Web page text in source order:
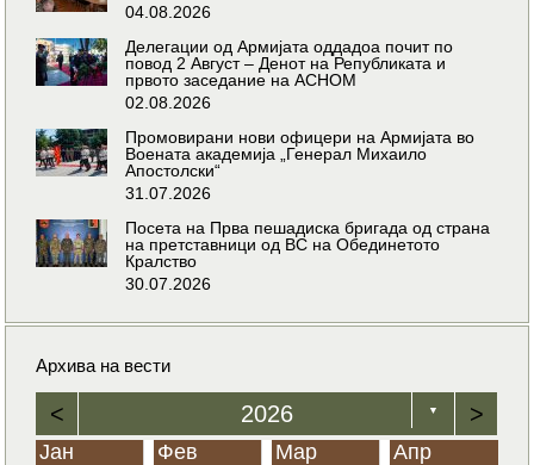
04.08.2026
Делегации од Армијата оддадоа почит по
повод 2 Август – Денот на Републиката и
првото заседание на АСНОМ
02.08.2026
Промовирани нови офицери на Армијата во
Воената академија „Генерал Михаило
Апостолски“
31.07.2026
Посета на Прва пешадиска бригада од страна
на претставници од ВС на Обединетото
Кралство
30.07.2026
Архива на вести
< 2026 ▼ >
Јан Фев Мар Апр